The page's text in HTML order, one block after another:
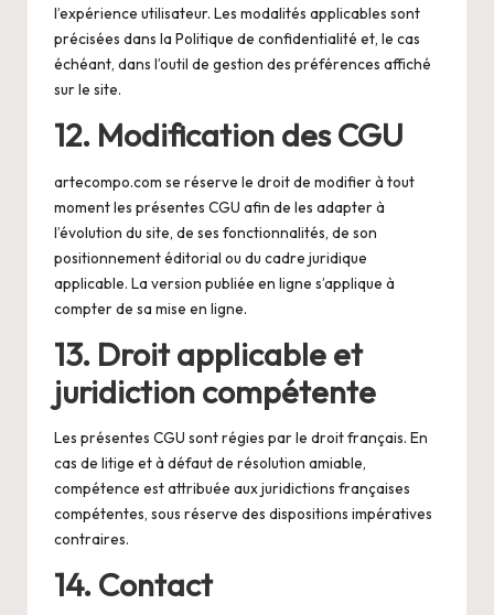
l’expérience utilisateur. Les modalités applicables sont
précisées dans la Politique de confidentialité et, le cas
échéant, dans l’outil de gestion des préférences affiché
sur le site.
12. Modification des CGU
artecompo.com se réserve le droit de modifier à tout
moment les présentes CGU afin de les adapter à
l’évolution du site, de ses fonctionnalités, de son
positionnement éditorial ou du cadre juridique
applicable. La version publiée en ligne s’applique à
compter de sa mise en ligne.
13. Droit applicable et
juridiction compétente
Les présentes CGU sont régies par le droit français. En
cas de litige et à défaut de résolution amiable,
compétence est attribuée aux juridictions françaises
compétentes, sous réserve des dispositions impératives
contraires.
14. Contact